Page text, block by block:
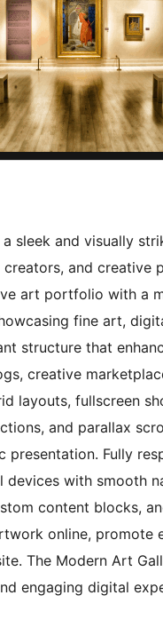
sleek and visually
and
art portfolio with a
fine art,
structure that
creative
layouts, fullscreen
and parallax
presentation. Fully
with smooth
content blocks,
online, promote
The Modern Art
engaging digital